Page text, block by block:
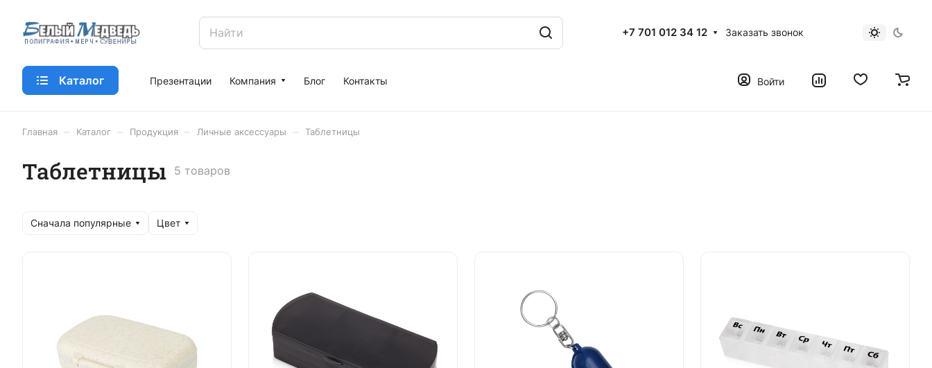
+7 701 012 34 12 Заказать звонок
Каталог Презентации Компания Блог Контакты Войти
Главная Каталог Продукция Личные аксессуары Таблетницы
Таблетницы 5 товаров
Сначала популярные Цвет